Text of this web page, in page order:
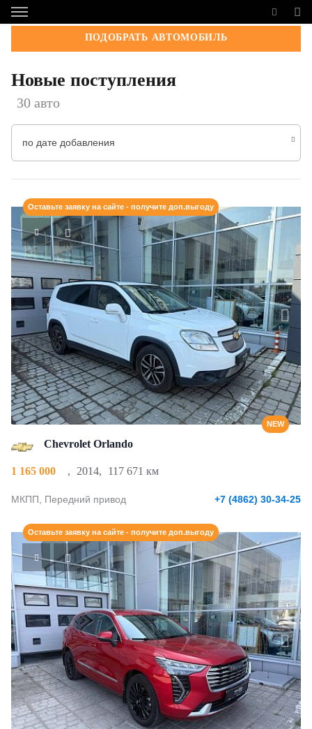
ПОДОБРАТЬ АВТОМОБИЛЬ
Новые поступления
30 авто
по дате добавления
NEW
Оставьте заявку на сайте - получите доп.выгоду
Chevrolet Orlando
1 165 000 , 2014, 117 671 км
МКПП, Передний привод +7 (4862) 30-34-25
Оставьте заявку на сайте - получите доп.выгоду